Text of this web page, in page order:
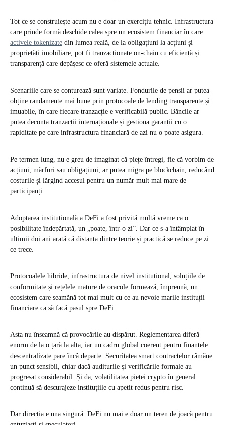
Tot ce se construiește acum nu e doar un exercițiu tehnic. Infrastructura
care prinde formă deschide calea spre un ecosistem financiar în care
activele tokenizate din lumea reală, de la obligațiuni la acțiuni și
proprietăți imobiliare, pot fi tranzacționate on-chain cu eficiență și
transparență care depășesc ce oferă sistemele actuale.
Scenariile care se conturează sunt variate. Fondurile de pensii ar putea
obține randamente mai bune prin protocoale de lending transparente și
imuabile, în care fiecare tranzacție e verificabilă public. Băncile ar
putea deconta tranzacții internaționale și gestiona garanții cu o
rapiditate pe care infrastructura financiară de azi nu o poate asigura.
Pe termen lung, nu e greu de imaginat că piețe întregi, fie că vorbim de
acțiuni, mărfuri sau obligațiuni, ar putea migra pe blockchain, reducând
costurile și lărgind accesul pentru un număr mult mai mare de
participanți.
Adoptarea instituțională a DeFi a fost privită multă vreme ca o
posibilitate îndepărtată, un „poate, într-o zi”. Dar ce s-a întâmplat în
ultimii doi ani arată că distanța dintre teorie și practică se reduce pe zi
ce trece.
Protocoalele hibride, infrastructura de nivel instituțional, soluțiile de
conformitate și rețelele mature de oracole formează, împreună, un
ecosistem care seamănă tot mai mult cu ce au nevoie marile instituții
financiare ca să facă pasul spre DeFi.
Asta nu înseamnă că provocările au dispărut. Reglementarea diferă
enorm de la o țară la alta, iar un cadru global coerent pentru finanțele
descentralizate pare încă departe. Securitatea smart contractelor rămâne
un punct sensibil, chiar dacă auditurile și verificările formale au
progresat considerabil. Și da, volatilitatea pieței crypto în general
continuă să descurajeze instituțiile cu apetit redus pentru risc.
Dar direcția e una singură. DeFi nu mai e doar un teren de joacă pentru